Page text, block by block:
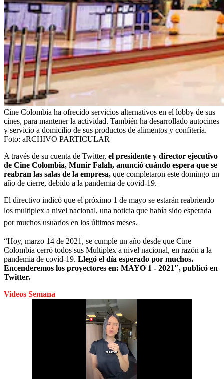
Cine Colombia ha ofrecido servicios alternativos en el lobby de sus
cines, para mantener la actividad. También ha desarrollado autocines
y servicio a domicilio de sus productos de alimentos y confitería.
Foto: aRCHIVO PARTICULAR
A través de su cuenta de Twitter, el presidente y director ejecutivo
de Cine Colombia, Munir Falah, anunció cuándo espera que se
reabran las salas de la empresa, que completaron este domingo un
año de cierre, debido a la pandemia de covid-19.
El directivo indicó que el próximo 1 de mayo se estarán reabriendo
los multiplex a nivel nacional, una noticia que había sido esperada
por muchos usuarios en los últimos meses.
“Hoy, marzo 14 de 2021, se cumple un año desde que Cine
Colombia cerró todos sus Multiplex a nivel nacional, en razón a la
pandemia de covid-19. Llegó el día esperado por muchos.
Encenderemos los proyectores en: MAYO 1 - 2021″, publicó en
Twitter.
Videos Semana